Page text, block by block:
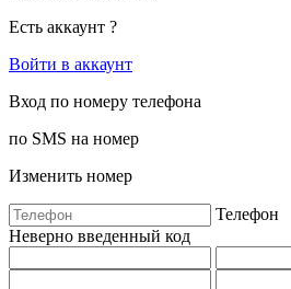
Есть аккаунт ?
Войти в аккаунт
Вход по номеру телефона
по SMS на номер
Изменить номер
Телефон
Неверно введенный код